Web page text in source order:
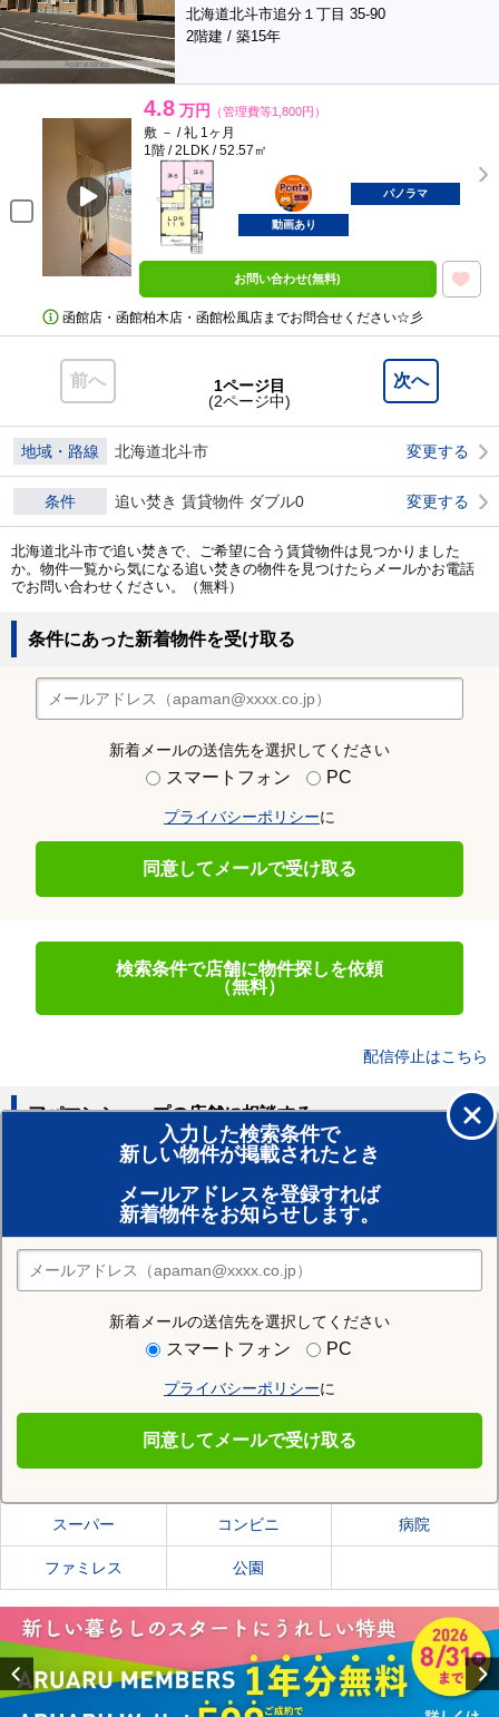
北海道北斗市追分１丁目 35-90
2階建 / 築15年
4.8 万円 （管理費等1,800円）
敷 － / 礼 1ヶ月
1階 / 2LDK / 52.57㎡
ポンタ
部屋
パノラマ
動画あり
お問い合わせ(無料)
函館店・函館柏木店・函館松風店までお問合せください☆彡
前へ 次へ
1ページ目
(2ページ中)
地域・路線 北海道北斗市 変更する
条件 追い焚き 賃貸物件 ダブル0 変更する
北海道北斗市で追い焚きで、ご希望に合う賃貸物件は見つかりました
か。物件一覧から気になる追い焚きの物件を見つけたらメールかお電話
でお問い合わせください。（無料）
条件にあった新着物件を受け取る
新着メールの送信先を選択してください
スマートフォン PC
プライバシーポリシーに
同意してメールで受け取る
検索条件で店舗に物件探しを依頼
（無料）
配信停止はこちら
入力した検索条件で
新しい物件が掲載されたとき
メールアドレスを登録すれば
新着物件をお知らせします。
新着メールの送信先を選択してください
スマートフォン PC
プライバシーポリシーに
同意してメールで受け取る
アパマンショップの店舗に相談する
賃貸のプロがお部屋探し！
おまかせ物件リクエスト
住みたい街の店舗を探す
店舗検索
住む街研究所で北斗市の情報を見る
北斗市の施設一覧
スーパー コンビニ 病院
ファミレス 公園
Previous